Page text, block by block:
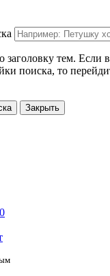
заголовку тем. Если
поиска, то
Закрыть
0